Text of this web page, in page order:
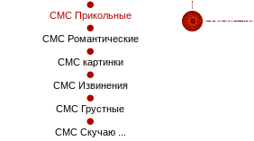
СМС Прикольные
СМС Романтические
СМС картинки
СМС Извинения
СМС Грустные
СМС Скучаю ...